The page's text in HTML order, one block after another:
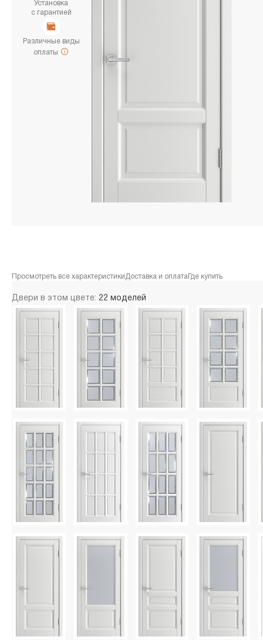
Установка
с гарантией
Различные виды
оплаты
Просмотреть все характеристики Доставка и оплата Где купить
Двери в этом цвете: 22 моделей